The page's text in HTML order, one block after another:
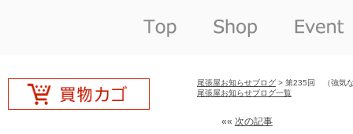
尾張屋お知らせブログ > 第235回 （強気な
尾張屋お知らせブログ一覧
«« 次の記事